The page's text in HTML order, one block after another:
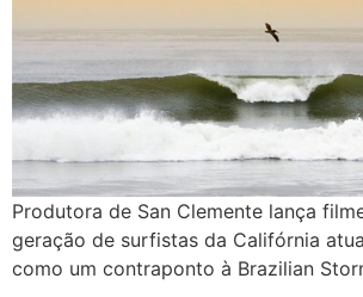
Produtora de San Clemente lança
geração de surfistas da Califórnia
como um contraponto à Brazilian